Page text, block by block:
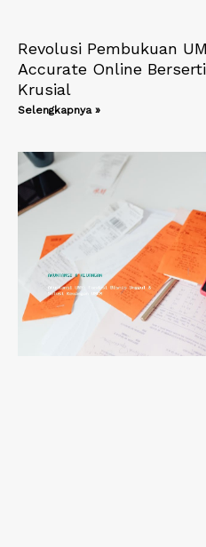
Revolusi Pembukuan
Accurate Online
Krusial
Selengkapnya »